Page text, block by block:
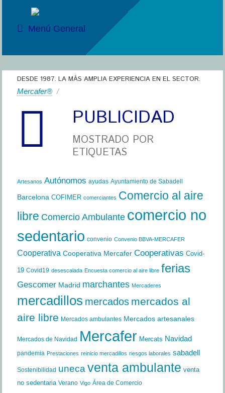
Menú General
DESDE 1987. LA MÁS AMPLIA EXPERIENCIA EN EL SECTOR.
Mercafer® /
PUBLICIDAD
MOSTRADO POR
ETIQUETAS
Artesanos Autónomos ayudas Ayuntamiento de Sabadell
Barcelona COFIMER comerciantes Comercio al aire
libre Comercio Ambulante comercio no
sedentario convenio Convenio BBVA-MERCAFER
Cooperativa Cooperativa Mercafer Cooperativas Covid-
19 Covid19 desescalada Encuesta comercio al aire libre ferias
Gescomer Madrid marchantes Mercaderes
mercadillos mercados mercados al
aire libre Mercados ambulantes Mercados artesanales
Mercados de Navidad Mercafer Mercats Navidad
pandemia Prestaciones reinicio mercadillos riesgos laborales sabadell
Sostenibilidad uneca venta ambulante venta
no sedentaria Verano Vigo Área de Comercio